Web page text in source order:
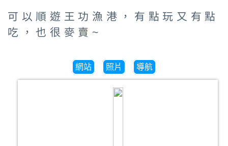
可以順遊王功漁港，有點玩又有點
吃，也很麥賣~
網站 照片 導航